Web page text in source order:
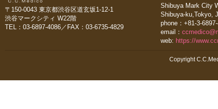
〒150-0043 東京都渋谷区道玄坂1-12-1
渋谷マークシティ W22階
TEL：03-6897-4086／FAX：03-6735-4829
Shibuya Mark City
Shibuya-ku,Tokyo,
phone：+81-3-
email：
web: https://
Copyright